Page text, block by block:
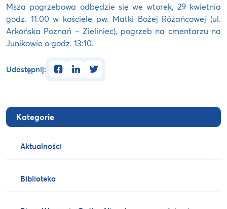
Kategorie
Aktualności
Biblioteka
Msza pogrzebowa odbędzie się we wtorek, 29 kwietnia
godz. 11.00 w kościele pw. Matki Bożej Różańcowej (ul.
Arkońska Poznań – Zieliniec), pogrzeb na cmentarzu na
Junikowie o godz. 13:10.
Udostępnij: facebooklinkedintwitter